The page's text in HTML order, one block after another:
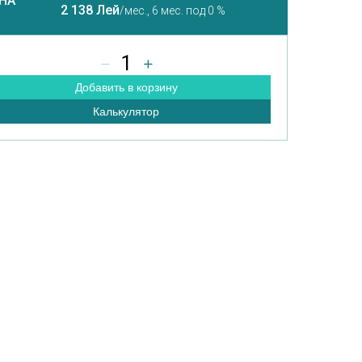
2 138 Лей/мес., 6 мес. под 0 %
1
Добавить в корзину
Калькулятор